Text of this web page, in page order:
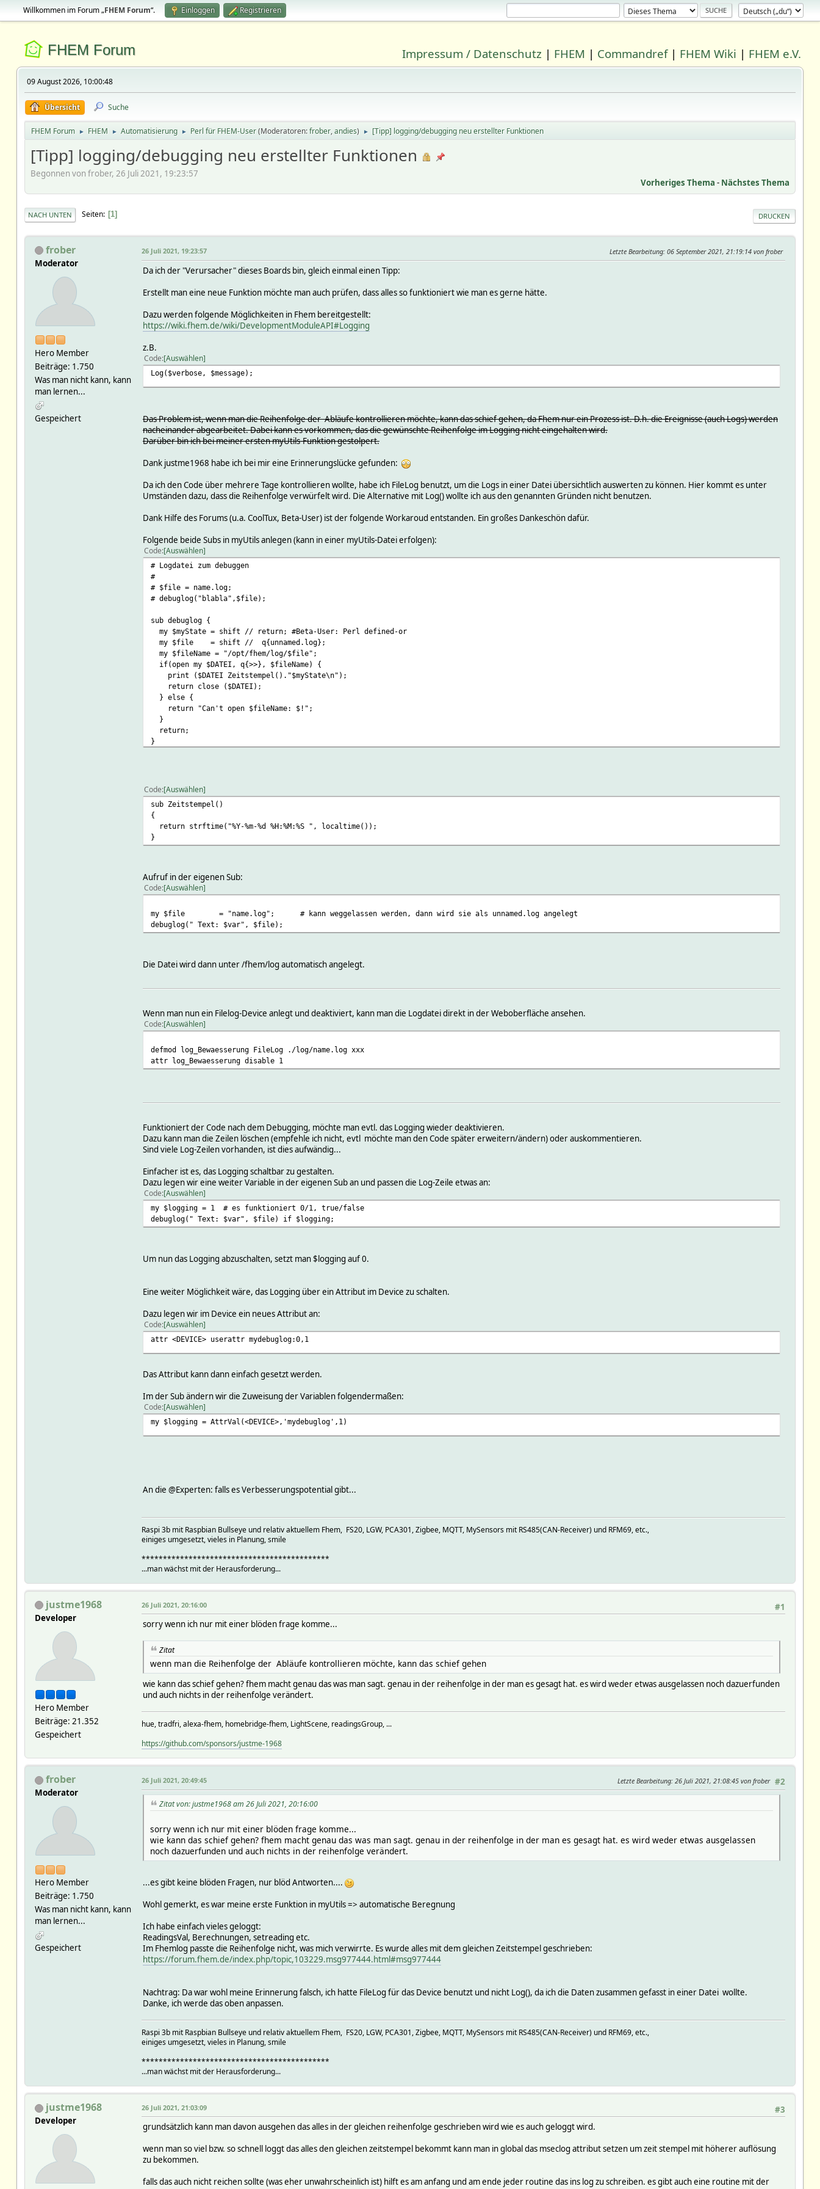
Willkommen im Forum „FHEM Forum“. Einloggen Registrieren
FHEM Forum Impressum / Datenschutz | FHEM | Commandref| FHEM Wiki | FHEM e.V.
09 August 2026, 10:00:48
Übersicht Suche
FHEM Forum ► FHEM ► Automatisierung ► Perl für FHEM-User(Moderatoren:frober,andies) ► [Tipp] logging/debugging neu erstellter Funktionen
[Tipp] logging/debugging neu erstellter Funktionen
Begonnen von frober, 26 Juli 2021, 19:23:57
Vorheriges Thema - Nächstes Thema
DRUCKEN
NACH UNTEN Seiten 1
frober
Moderator
Hero Member
Beiträge: 1.750
Was man nicht kann, kann
man lernen...
Gespeichert
26 Juli 2021, 19:23:57 Letzte Bearbeitung: 06 September 2021, 21:19:14 von frober
Da ich der "Verursacher" dieses Boards bin, gleich einmal einen Tipp:
Erstellt man eine neue Funktion möchte man auch prüfen, dass alles so funktioniert wie man es gerne hätte.
Dazu werden folgende Möglichkeiten in Fhem bereitgestellt:
https://wiki.fhem.de/wiki/DevelopmentModuleAPI#Logging
z.B.
Code Auswählen
Log($verbose, $message);
Das Problem ist, wenn man die Reihenfolge der Abläufe kontrollieren möchte, kann das schief gehen, da Fhem nur ein Prozess ist. D.h. die Ereignisse (auch Logs) werden
nacheinander abgearbeitet. Dabei kann es vorkommen, das die gewünschte Reihenfolge im Logging nicht eingehalten wird.
Darüber bin ich bei meiner ersten myUtils-Funktion gestolpert.
Dank justme1968 habe ich bei mir eine Erinnerungslücke gefunden:
Da ich den Code über mehrere Tage kontrollieren wollte, habe ich FileLog benutzt, um die Logs in einer Datei übersichtlich auswerten zu können. Hier kommt es unter
Umständen dazu, dass die Reihenfolge verwürfelt wird. Die Alternative mit Log() wollte ich aus den genannten Gründen nicht benutzen.
Dank Hilfe des Forums (u.a. CoolTux, Beta-User) ist der folgende Workaroud entstanden. Ein großes Dankeschön dafür.
Folgende beide Subs in myUtils anlegen (kann in einer myUtils-Datei erfolgen):
Code Auswählen
# Logdatei zum debuggen
#
# $file = name.log;
# debuglog("blabla",$file);
sub debuglog {
my $myState = shift // return; #Beta-User: Perl defined-or
my $file = shift // q{unnamed.log};
my $fileName = "/opt/fhem/log/$file";
if(open my $DATEI, q{>>}, $fileName) {
print ($DATEI Zeitstempel()."$myState\n");
return close ($DATEI);
} else {
return "Can't open $fileName: $!";
}
return;
}
Code Auswählen
sub Zeitstempel()
{
return strftime("%Y-%m-%d %H:%M:%S ", localtime());
}
Aufruf in der eigenen Sub:
Code Auswählen
my $file
= "name.log"; # kann weggelassen werden, dann wird sie als unnamed.log angelegt
debuglog(" Text: $var", $file);
Die Datei wird dann unter /fhem/log automatisch angelegt.
Wenn man nun ein Filelog-Device anlegt und deaktiviert, kann man die Logdatei direkt in der Weboberfläche ansehen.
Code Auswählen
defmod log_Bewaesserung FileLog ./log/name.log xxx
attr log_Bewaesserung disable 1
Funktioniert der Code nach dem Debugging, möchte man evtl. das Logging wieder deaktivieren.
Dazu kann man die Zeilen löschen (empfehle ich nicht, evtl möchte man den Code später erweitern/ändern) oder auskommentieren.
Sind viele Log-Zeilen vorhanden, ist dies aufwändig...
Einfacher ist es, das Logging schaltbar zu gestalten.
Dazu legen wir eine weiter Variable in der eigenen Sub an und passen die Log-Zeile etwas an:
Code Auswählen
my $logging = 1 # es funktioniert 0/1, true/false
debuglog(" Text: $var", $file) if $logging;
Um nun das Logging abzuschalten, setzt man $logging auf 0.
Eine weiter Möglichkeit wäre, das Logging über ein Attribut im Device zu schalten.
Dazu legen wir im Device ein neues Attribut an:
Code Auswählen
attr <DEVICE> userattr mydebuglog:0,1
Das Attribut kann dann einfach gesetzt werden.
Im der Sub ändern wir die Zuweisung der Variablen folgendermaßen:
Code Auswählen
my $logging = AttrVal(<DEVICE>,'mydebuglog',1)
An die @Experten: falls es Verbesserungspotential gibt...
Raspi 3b mit Raspbian Bullseye und relativ aktuellem Fhem, FS20, LGW, PCA301, Zigbee, MQTT, MySensors mit RS485(CAN-Receiver) und RFM69, etc.,
einiges umgesetzt, vieles in Planung, smile
********************************************
...man wächst mit der Herausforderung...
justme1968
Developer
Hero Member
Beiträge: 21.352
Gespeichert
#1
26 Juli 2021, 20:16:00
sorry wenn ich nur mit einer blöden frage komme...
Zitat
wenn man die Reihenfolge der Abläufe kontrollieren möchte, kann das schief gehen
wie kann das schief gehen? fhem macht genau das was man sagt. genau in der reihenfolge in der man es gesagt hat. es wird weder etwas ausgelassen noch dazuerfunden
und auch nichts in der reihenfolge verändert.
hue, tradfri, alexa-fhem, homebridge-fhem, LightScene, readingsGroup, ...
https://github.com/sponsors/justme-1968
frober
Moderator
Hero Member
Beiträge: 1.750
Was man nicht kann, kann
man lernen...
Gespeichert
#2
26 Juli 2021, 20:49:45 Letzte Bearbeitung: 26 Juli 2021, 21:08:45 von frober
Zitat von: justme1968 am 26 Juli 2021, 20:16:00
sorry wenn ich nur mit einer blöden frage komme...
wie kann das schief gehen? fhem macht genau das was man sagt. genau in der reihenfolge in der man es gesagt hat. es wird weder etwas ausgelassen
noch dazuerfunden und auch nichts in der reihenfolge verändert.
...es gibt keine blöden Fragen, nur blöd Antworten....
Wohl gemerkt, es war meine erste Funktion in myUtils => automatische Beregnung
Ich habe einfach vieles geloggt:
ReadingsVal, Berechnungen, setreading etc.
Im Fhemlog passte die Reihenfolge nicht, was mich verwirrte. Es wurde alles mit dem gleichen Zeitstempel geschrieben:
https://forum.fhem.de/index.php/topic,103229.msg977444.html#msg977444
Nachtrag: Da war wohl meine Erinnerung falsch, ich hatte FileLog für das Device benutzt und nicht Log(), da ich die Daten zusammen gefasst in einer Datei wollte.
Danke, ich werde das oben anpassen.
Raspi 3b mit Raspbian Bullseye und relativ aktuellem Fhem, FS20, LGW, PCA301, Zigbee, MQTT, MySensors mit RS485(CAN-Receiver) und RFM69, etc.,
einiges umgesetzt, vieles in Planung, smile
********************************************
...man wächst mit der Herausforderung...
justme1968
Developer
#3
26 Juli 2021, 21:03:09
grundsätzlich kann man davon ausgehen das alles in der gleichen reihenfolge geschrieben wird wie es auch geloggt wird.
wenn man so viel bzw. so schnell loggt das alles den gleichen zeitstempel bekommt kann man in global das mseclog attribut setzen um zeit stempel mit höherer auflösung
zu bekommen.
falls das auch nicht reichen sollte (was eher unwahrscheinlich ist) hilft es am anfang und am ende jeder routine das ins log zu schreiben. es gibt auch eine routine mit der